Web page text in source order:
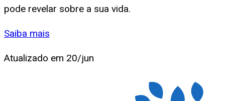
pode revelar sobre a sua vida.
Saiba mais
Atualizado em 20/jun